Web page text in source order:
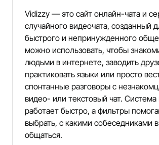
Vidizzy — это сайт онлайн-чата и
случайного видеочата, созданный
быстрого и непринужденного
можно использовать, чтобы
людьми в интернете, заводить
практиковать языки или просто
спонтанные разговоры с
видео- или текстовый чат.
работает быстро, а фильтры
выбрать, с какими собеседниками
общаться.